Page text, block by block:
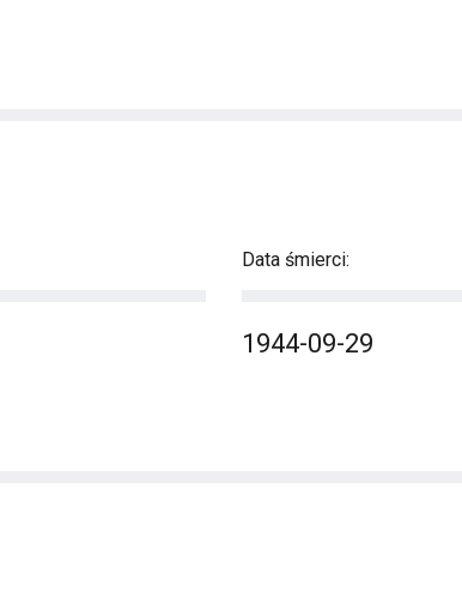
Data śmierci:
1944-09-29